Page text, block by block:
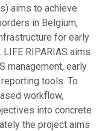
aims to achieve
in Belgium,
for early
RIPARIAS aims
management, early
tools. To
workflow,
into concrete
the project aims